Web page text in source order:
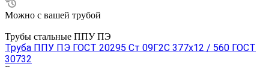
Можно с вашей трубой
Трубы стальные ППУ ПЭ
Труба ППУ ПЭ ГОСТ 20295 Ст 09Г2С 377x12 / 560 ГОСТ
30732